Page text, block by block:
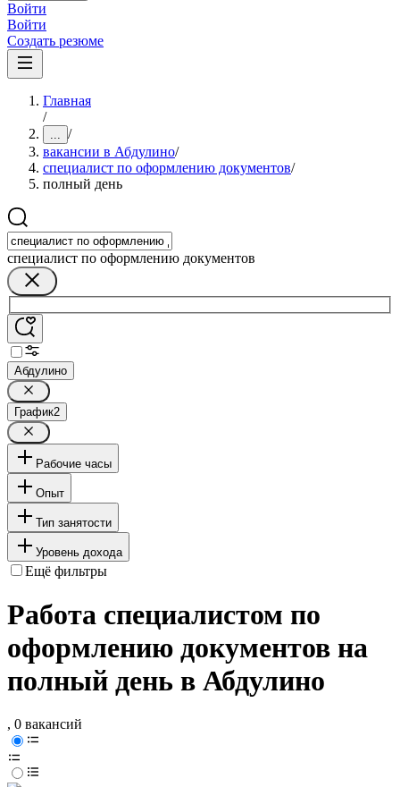
Войти
Войти
Создать резюме
Главная
/
... /
вакансии в Абдулино/
специалист по оформлению документов/
полный день
специалист по оформлению документов
Абдулино
График2
Рабочие часы
Опыт
Тип занятости
Уровень дохода
Ещё фильтры
Работа специалистом по
оформлению документов на
полный день в Абдулино
, 0 вакансий